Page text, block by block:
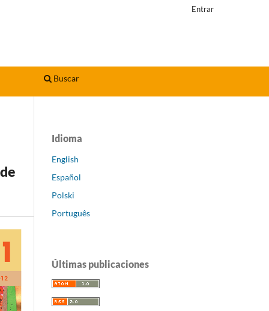
Buscar
Entrar
Idioma
English
Español
Polski
Português
Últimas publicaciones